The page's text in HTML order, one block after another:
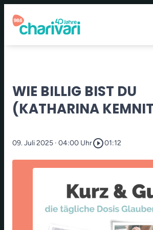
WIE BILLIG BIST DU
(KATHARINA
09. Juli 2025 · 04:00 Uhrplay_circle_outline01:12